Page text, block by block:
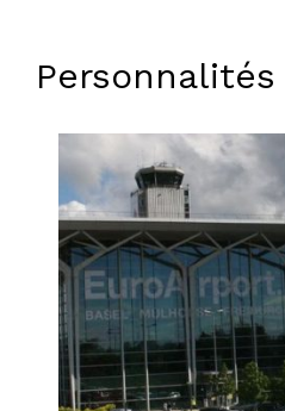
Personnalités